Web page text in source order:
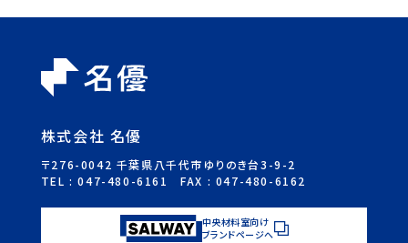
株式会社 名優
〒276-0042 千葉県八千代市ゆりのき台3-9-2
TEL :047-480-6161 FAX : 047-480-6162
中央材料室向け
ブランドページへ